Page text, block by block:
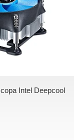
Intel Deepcool